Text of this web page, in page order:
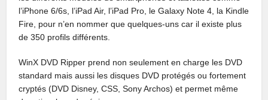
l’iPhone 6/6s, l’iPad Air, l’iPad Pro, le Galaxy Note 4, la Kindle
Fire, pour n’en nommer que quelques-uns car il existe plus
de 350 profils différents.
WinX DVD Ripper prend non seulement en charge les DVD
standard mais aussi les disques DVD protégés ou fortement
cryptés (DVD Disney, CSS, Sony Archos) et permet même